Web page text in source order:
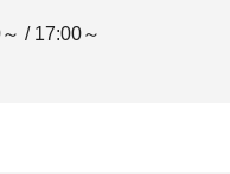
/ 17:00～